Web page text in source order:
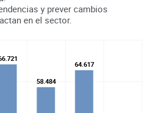
y prever cambios
en el sector.
58.484
58.484
64.617
64.617